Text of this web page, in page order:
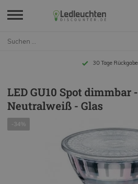
Bis zu 10 Jahre
LED GU10 Spot dimmbar
Neutralweiß - Glas
-34%